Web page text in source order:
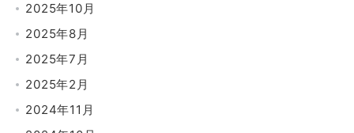
2025年10月
2025年8月
2025年7月
2025年2月
2024年11月